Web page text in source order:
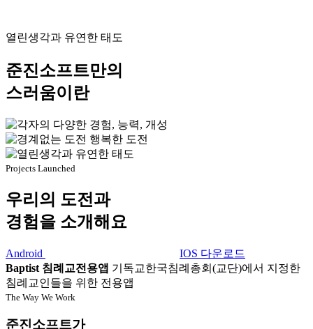
열린생각과 유연한 태도
준진소프트만의
스러움이란
Projects Launched
우리의 도전과
경험을 소개해요
Android
IOS 다운로드
Baptist 침례교전용앱 기독교한국침례총회(교단)에서 지정한
침례교인들을 위한 전용앱
The Way We Work
준진소프트가